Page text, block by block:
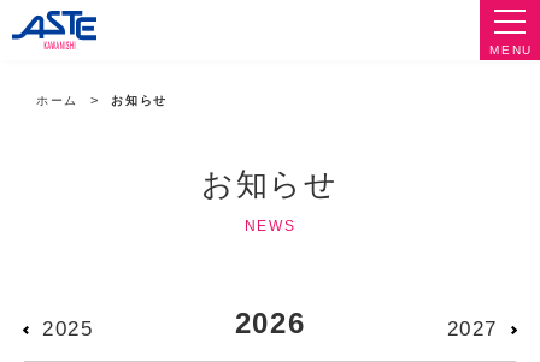
MENU
ホーム お知らせ
お知らせ
NEWS
2025 2026 2027